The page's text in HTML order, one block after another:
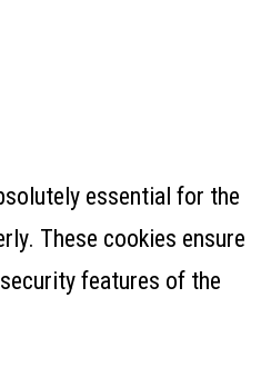
essential for the
These cookies ensure
features of the